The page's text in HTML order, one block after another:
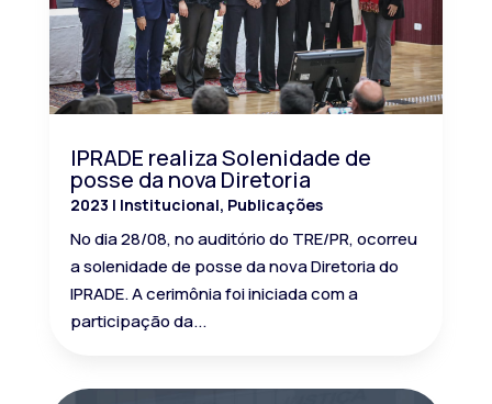
IPRADE realiza Solenidade de
posse da nova Diretoria
2023 | Institucional, Publicações
No dia 28/08, no auditório do TRE/PR, ocorreu
a solenidade de posse da nova Diretoria do
IPRADE. A cerimônia foi iniciada com a
participação da...